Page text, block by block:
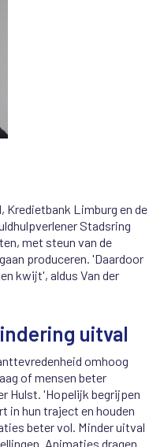
Kredietbank Limburg en de
Stadsring
met steun van de
produceren. 'Daardoor
kwijt', aldus Van der
uitval
omhoog
of mensen beter
Hulst. 'Hopelijk begrijpen
in hun traject en houden
beter vol. Minder uitval
Animaties dragen